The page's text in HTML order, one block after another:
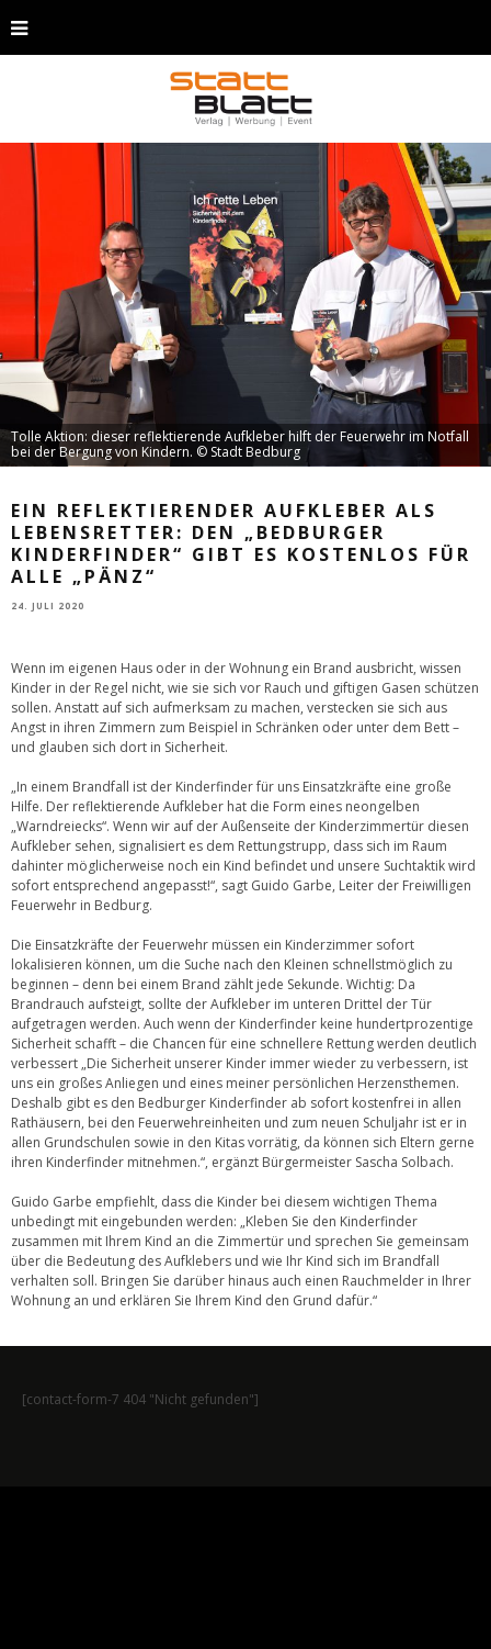
Tolle Aktion: dieser reflektierende Aufkleber hilft der Feuerwehr im Notfall
bei der Bergung von Kindern. © Stadt Bedburg
EIN REFLEKTIERENDER AUFKLEBER ALS
LEBENSRETTER: DEN „BEDBURGER
KINDERFINDER“ GIBT ES KOSTENLOS FÜR
ALLE „PÄNZ“
24. JULI 2020
Wenn im eigenen Haus oder in der Wohnung ein Brand ausbricht, wissen
Kinder in der Regel nicht, wie sie sich vor Rauch und giftigen Gasen schützen
sollen. Anstatt auf sich aufmerksam zu machen, verstecken sie sich aus
Angst in ihren Zimmern zum Beispiel in Schränken oder unter dem Bett –
und glauben sich dort in Sicherheit.
„In einem Brandfall ist der Kinderfinder für uns Einsatzkräfte eine große
Hilfe. Der reflektierende Aufkleber hat die Form eines neongelben
„Warndreiecks“. Wenn wir auf der Außenseite der Kinderzimmertür diesen
Aufkleber sehen, signalisiert es dem Rettungstrupp, dass sich im Raum
dahinter möglicherweise noch ein Kind befindet und unsere Suchtaktik wird
sofort entsprechend angepasst!“, sagt Guido Garbe, Leiter der Freiwilligen
Feuerwehr in Bedburg.
Die Einsatzkräfte der Feuerwehr müssen ein Kinderzimmer sofort
lokalisieren können, um die Suche nach den Kleinen schnellstmöglich zu
beginnen – denn bei einem Brand zählt jede Sekunde. Wichtig: Da
Brandrauch aufsteigt, sollte der Aufkleber im unteren Drittel der Tür
aufgetragen werden. Auch wenn der Kinderfinder keine hundertprozentige
Sicherheit schafft – die Chancen für eine schnellere Rettung werden deutlich
verbessert „Die Sicherheit unserer Kinder immer wieder zu verbessern, ist
uns ein großes Anliegen und eines meiner persönlichen Herzensthemen.
Deshalb gibt es den Bedburger Kinderfinder ab sofort kostenfrei in allen
Rathäusern, bei den Feuerwehreinheiten und zum neuen Schuljahr ist er in
allen Grundschulen sowie in den Kitas vorrätig, da können sich Eltern gerne
ihren Kinderfinder mitnehmen.“, ergänzt Bürgermeister Sascha Solbach.
Guido Garbe empfiehlt, dass die Kinder bei diesem wichtigen Thema
unbedingt mit eingebunden werden: „Kleben Sie den Kinderfinder
zusammen mit Ihrem Kind an die Zimmertür und sprechen Sie gemeinsam
über die Bedeutung des Aufklebers und wie Ihr Kind sich im Brandfall
verhalten soll. Bringen Sie darüber hinaus auch einen Rauchmelder in Ihrer
Wohnung an und erklären Sie Ihrem Kind den Grund dafür.“
[contact-form-7 404 "Nicht gefunden"]